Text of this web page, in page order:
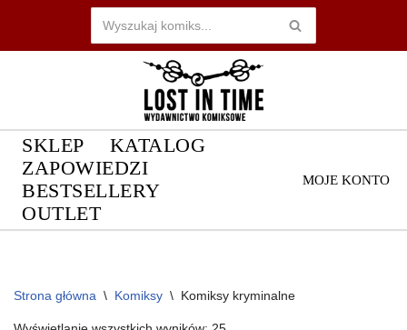
Przejdź
SKLEP
KATALOG
ZAPOWIEDZI
BESTSELLERY
OUTLET
MOJE KONTO
Strona główna \ Komiksy \ Komiksy kryminalne